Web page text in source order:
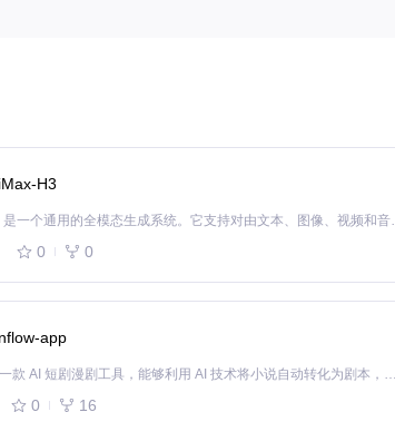
览版存在未知AI组件风险，不建议在生产环境使用。
H3
MiniMax H3 是一个通用的全模态生成系统。它支持对由文本、
0 0
app
Toonflow 是一款 AI 短剧漫剧工具，能够利用 AI 技术将小说自动转化为剧本，并结合 AI 生成的图片和视频，实现高效的短剧创作。借助 Toonflow，可以轻松完成从文字到影像的全流程，让短剧制作变得更加智能与便捷。
0 16